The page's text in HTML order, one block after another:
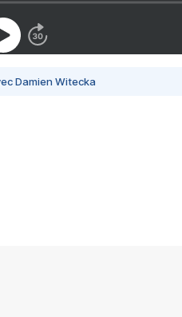
Damien Witecka